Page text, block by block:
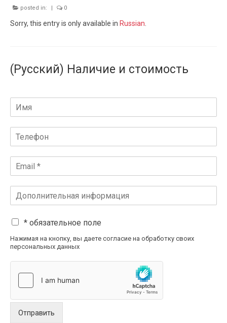
posted in: 0
Sorry, this entry is only available in Russian.
(Русский) Наличие и стоимость
* обязательное поле
Нажимая на кнопку, вы даете согласие на обработку своих
персональных данных
Отправить